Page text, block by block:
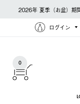
2026年 夏季（お盆）期
ログイン
0